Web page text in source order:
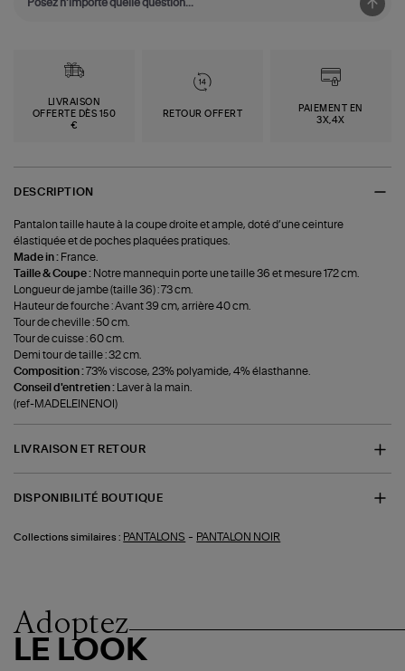
LIVRAISON
OFFERTE DÈS 150
€
RETOUR OFFERT
PAIEMENT EN
3X,4X
DESCRIPTION
Pantalon taille haute à la coupe droite et ample, doté d’une ceinture
élastiquée et de poches plaquées pratiques.
Made in : France.
Taille & Coupe : Notre mannequin porte une taille 36 et mesure 172 cm.
Longueur de jambe (taille 36) : 73 cm.
Hauteur de fourche : Avant 39 cm, arrière 40 cm.
Tour de cheville : 50 cm.
Tour de cuisse : 60 cm.
Demi tour de taille : 32 cm.
Composition : 73% viscose, 23% polyamide, 4% élasthanne.
Conseil d'entretien : Laver à la main.
(ref-MADELEINENOI)
LIVRAISON ET RETOUR
DISPONIBILITÉ BOUTIQUE
Collections similaires : PANTALONS - PANTALON NOIR
Adoptez
LE LOOK